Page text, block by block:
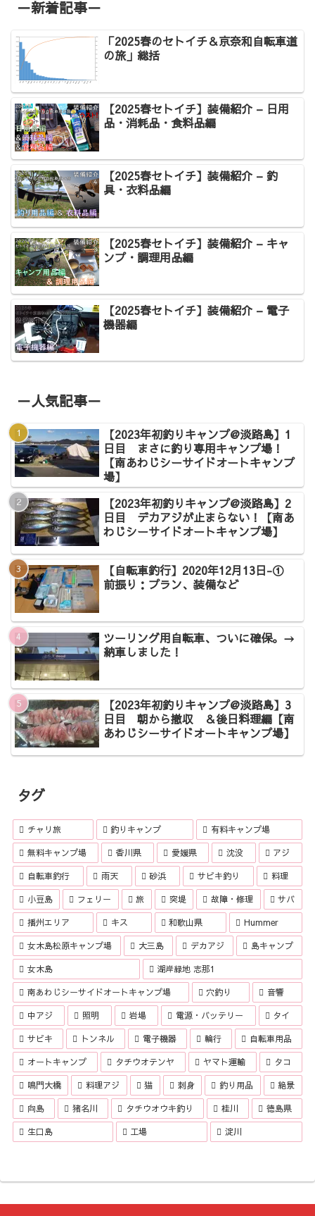
－新着記事－
「2025春のセトイチ＆京奈和自転車道
の旅」総括
【2025春セトイチ】装備紹介 – 日用
品・消耗品・食料品編
【2025春セトイチ】装備紹介 – 釣
具・衣料品編
【2025春セトイチ】装備紹介 – キャ
ンプ・調理用品編
【2025春セトイチ】装備紹介 – 電子
機器編
－人気記事－
【2023年初釣りキャンプ@淡路島】1
日目 まさに釣り専用キャンプ場！
【南あわじシーサイドオートキャンプ
場】
【2023年初釣りキャンプ@淡路島】2
日目 デカアジが止まらない！【南あ
わじシーサイドオートキャンプ場】
【自転車釣行】2020年12月13日-①
前振り：プラン、装備など
ツーリング用自転車、ついに確保。→
納車しました！
【2023年初釣りキャンプ@淡路島】3
日目 朝から撤収 ＆後日料理編【南
あわじシーサイドオートキャンプ場】
タグ
チャリ旅 釣りキャンプ 有料キャンプ場
無料キャンプ場 香川県 愛媛県 沈没 アジ
自転車釣行 雨天 砂浜 サビキ釣り 料理
小豆島 フェリー 旅 突堤 故障・修理 サバ
播州エリア キス 和歌山県 Hummer
女木島松原キャンプ場 大三島 デカアジ 島キャンプ
女木島 湖岸緑地 志那1
南あわじシーサイドオートキャンプ場 穴釣り 音響
中アジ 照明 岩場 電源・バッテリー タイ
サビキ トンネル 電子機器 輪行 自転車用品
オートキャンプ タチウオテンヤ ヤマト運輸 タコ
鳴門大橋 料理アジ 猫 刺身 釣り用品 絶景
向島 猪名川 タチウオウキ釣り 桂川 徳島県
生口島 工場 淀川